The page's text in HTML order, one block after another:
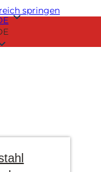
springen